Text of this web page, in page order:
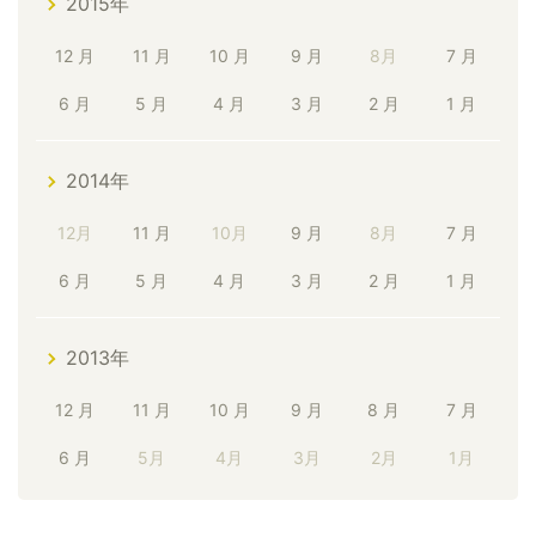
12 月 11 月 10 月 9 月 8月 7 月
6 月 5 月 4 月 3 月 2 月 1 月
2014年
12月 11 月 10月 9 月 8月 7 月
6 月 5 月 4 月 3 月 2 月 1 月
2013年
12 月 11 月 10 月 9 月 8 月 7 月
6 月 5月 4月 3月 2月 1月